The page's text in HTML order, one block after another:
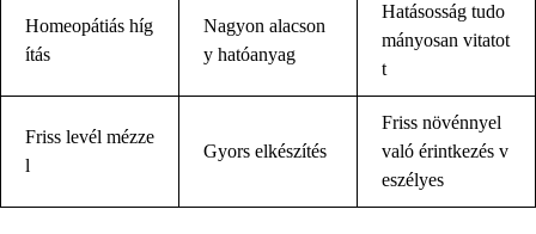
Homeopátiás híg
ítás
Nagyon alacson
y hatóanyag
Hatásosság tudo
mányosan vitatot
t
Friss levél mézze
l
Gyors elkészítés
Friss növénnyel
való érintkezés v
eszélyes